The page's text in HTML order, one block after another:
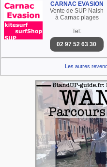
CARNAC EVASION
Vente de SUP Naish
à Carnac plages
Tel:
02 97 52 63 30
Les autres